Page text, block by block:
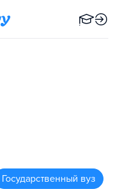
Государственный вуз